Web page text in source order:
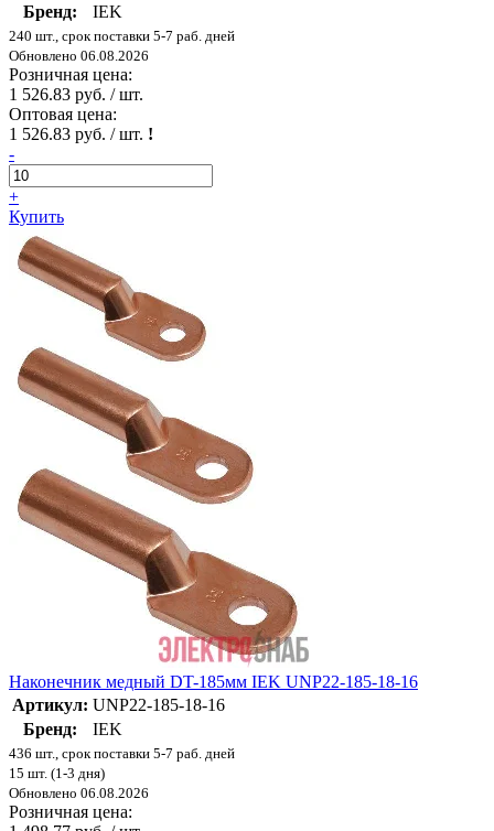
Бренд:
IEK
240 шт., срок поставки 5-7 раб. дней
Обновлено 06.08.2026
Розничная цена:
1 526.83 руб. / шт.
Оптовая цена:
1 526.83 руб. / шт. !
-
+
Купить
Наконечник медный DT-185мм IEK UNP22-185-18-16
Артикул: UNP22-185-18-16
Бренд:
IEK
436 шт., срок поставки 5-7 раб. дней
15 шт. (1-3 дня)
Обновлено 06.08.2026
Розничная цена: